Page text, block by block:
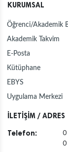
KURUMSAL
Öğrenci/Akademik
Akademik Takvim
E-Posta
Kütüphane
EBYS
Uygulama Merkezi
İLETİŞİM / ADRES
Telefon:
0
0